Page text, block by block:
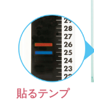
貼るテンプ